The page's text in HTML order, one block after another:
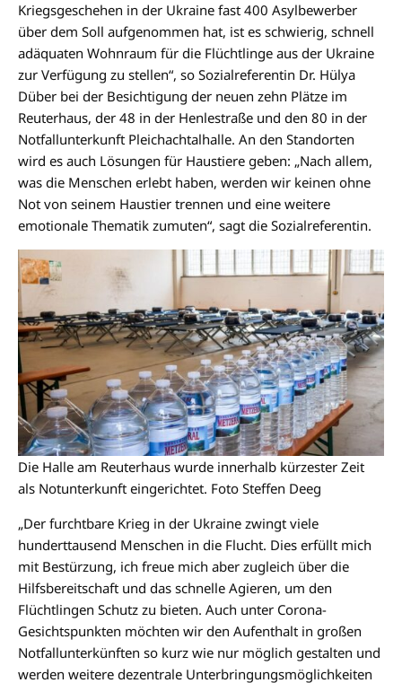
Kriegsgeschehen in der Ukraine fast 400 Asylbewerber
über dem Soll aufgenommen hat, ist es schwierig, schnell
adäquaten Wohnraum für die Flüchtlinge aus der Ukraine
zur Verfügung zu stellen“, so Sozialreferentin Dr. Hülya
Düber bei der Besichtigung der neuen zehn Plätze im
Reuterhaus, der 48 in der Henlestraße und den 80 in der
Notfallunterkunft Pleichachtalhalle. An den Standorten
wird es auch Lösungen für Haustiere geben: „Nach allem,
was die Menschen erlebt haben, werden wir keinen ohne
Not von seinem Haustier trennen und eine weitere
emotionale Thematik zumuten“, sagt die Sozialreferentin.
Die Halle am Reuterhaus wurde innerhalb kürzester Zeit
als Notunterkunft eingerichtet. Foto Steffen Deeg
„Der furchtbare Krieg in der Ukraine zwingt viele
hunderttausend Menschen in die Flucht. Dies erfüllt mich
mit Bestürzung, ich freue mich aber zugleich über die
Hilfsbereitschaft und das schnelle Agieren, um den
Flüchtlingen Schutz zu bieten. Auch unter Corona-
Gesichtspunkten möchten wir den Aufenthalt in großen
Notfallunterkünften so kurz wie nur möglich gestalten und
werden weitere dezentrale Unterbringungsmöglichkeiten